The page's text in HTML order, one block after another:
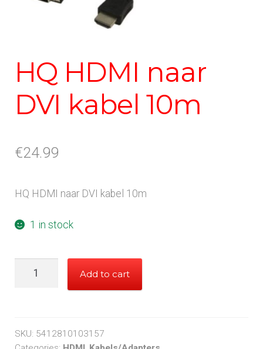
HQ HDMI naar
DVI kabel 10m
€24.99
HQ HDMI naar DVI kabel 10m
1 in stock
kabel
Add to cart
SKU: 5412810103157